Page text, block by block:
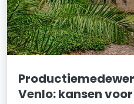
Venlo: kansen